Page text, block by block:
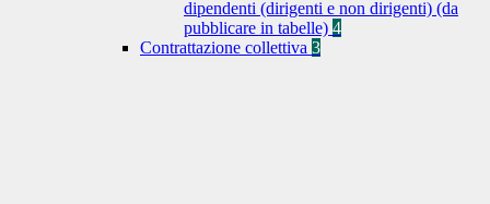
dipendenti (dirigenti e non dirigenti) (da
pubblicare in tabelle) 4
Contrattazione collettiva 3